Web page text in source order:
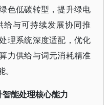
色低碳转型，提升绿电
与可持续发展协同推
理系统深度适配，优化
力供给与词元消耗精准
能处理核心能力